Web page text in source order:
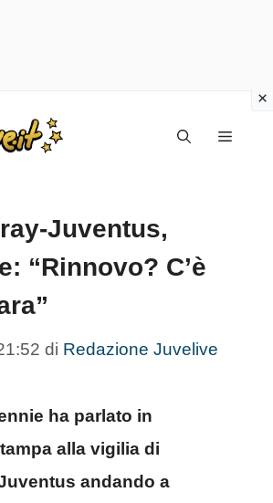
Menu
Juventus,
“Rinnovo? C’è
di Redazione Juvelive
ha parlato in
alla vigilia di
andando a